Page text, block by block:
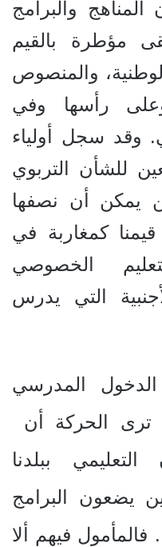
المناهج والبرامج
مؤطرة بالقيم
والمنصوص
رأسها وفي
وقد سجل أولياء
للشأن التربوي
يمكن أن نصفها
قيمنا كمغاربة في
الخصوصي
التي يدرس
المدرسي
2023-2024، ترى الحركة أن
ببلدنا
يضعون البرامج
فالمأمول فيهم ألا